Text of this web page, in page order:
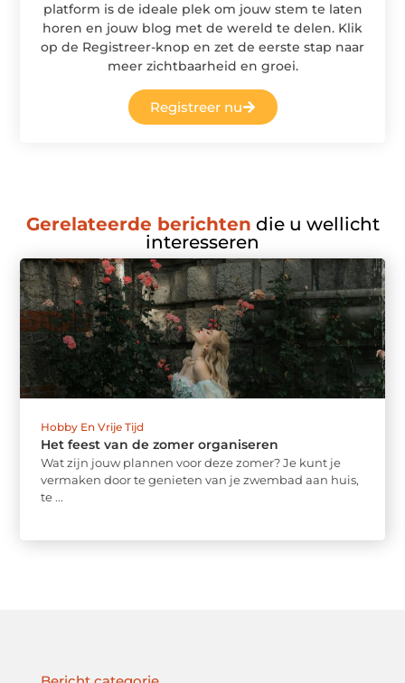
platform is de ideale plek om jouw stem te laten
horen en jouw blog met de wereld te delen. Klik
op de Registreer-knop en zet de eerste stap naar
meer zichtbaarheid en groei.
Registreer nu
Gerelateerde berichten die u wellicht
interesseren
Hobby En Vrije Tijd
Het feest van de zomer organiseren
Wat zijn jouw plannen voor deze zomer? Je kunt je
vermaken door te genieten van je zwembad aan huis,
te ...